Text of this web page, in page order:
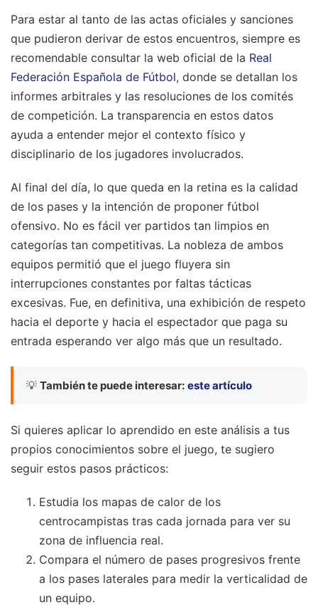
Para estar al tanto de las actas oficiales y sanciones
que pudieron derivar de estos encuentros, siempre es
recomendable consultar la web oficial de la Real
Federación Española de Fútbol, donde se detallan los
informes arbitrales y las resoluciones de los comités
de competición. La transparencia en estos datos
ayuda a entender mejor el contexto físico y
disciplinario de los jugadores involucrados.
Al final del día, lo que queda en la retina es la calidad
de los pases y la intención de proponer fútbol
ofensivo. No es fácil ver partidos tan limpios en
categorías tan competitivas. La nobleza de ambos
equipos permitió que el juego fluyera sin
interrupciones constantes por faltas tácticas
excesivas. Fue, en definitiva, una exhibición de respeto
hacia el deporte y hacia el espectador que paga su
entrada esperando ver algo más que un resultado.
💡 También te puede interesar: este artículo
Si quieres aplicar lo aprendido en este análisis a tus
propios conocimientos sobre el juego, te sugiero
seguir estos pasos prácticos:
Estudia los mapas de calor de los
centrocampistas tras cada jornada para ver su
zona de influencia real.
Compara el número de pases progresivos frente
a los pases laterales para medir la verticalidad de
un equipo.